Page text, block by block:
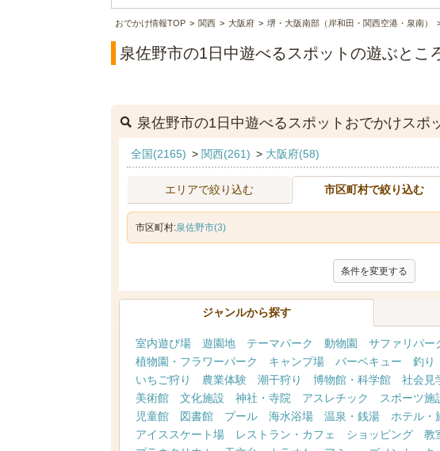
おでかけ情報TOP 関西 大阪府 堺・大阪南部（岸和田・関西空港・泉南）
泉佐野市の1日中遊べるスポットの遊ぶとこ
泉佐野市の1日中遊べるスポットおでかけスポ
全国(2165) > 関西(261) > 大阪府(58)
エリアで絞り込む 市区町村で絞り込む
市区町村:泉佐野市(3)
条件を変更する
ジャンルから探す
室内遊び場 遊園地 テーマパーク 動物園 サファリパー
植物園・フラワーパーク
キャンプ場 バーベキュー 釣り
いちご狩り
農業体験 潮干狩り 博物館・科学館 社会見
美術館
文化施設 神社・寺院 アスレチック スポーツ施
児童館
図書館 プール 海水浴場 温泉・銭湯 ホテル・
アイススケート場
レストラン・カフェ ショッピング 教